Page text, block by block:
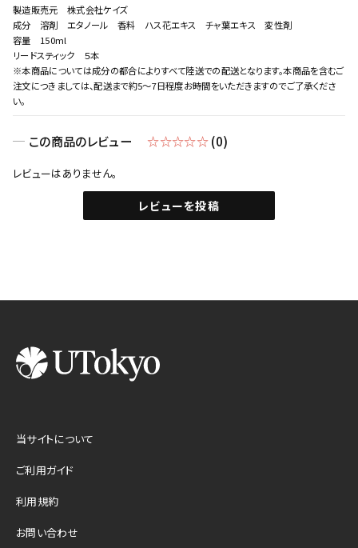
製造販売元 株式会社ケイズ
成分 溶剤 エタノール 香料 ハス花エキス チャ葉エキス 変性剤
容量 150ml
リードスティック ５本
※本商品については成分の都合によりすべて陸送での配送となります。本商品を含むご
注文につきましては、配送まで約5～7日程度お時間をいただきますのでご了承くださ
い。
この商品のレビュー ☆☆☆☆☆(0)
レビューはありません。
レビューを投稿
当サイトについて
ご利用ガイド
利用規約
お問い合わせ